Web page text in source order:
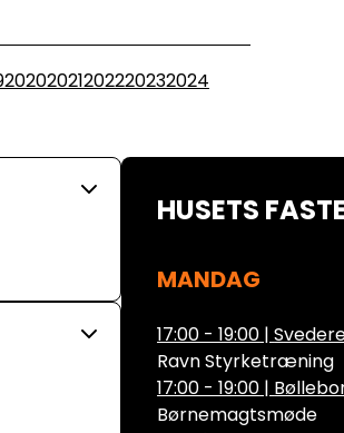
20202021202220232024
HUSETS
MANDAG
17:00 - 19:00 |
Ravn Styrketræning
17:00 - 19:00 |
Børnemagtsmøde